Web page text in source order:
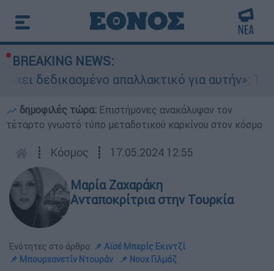
BREAKING NEWS:
απαλλακτικό για αυτήν»: Τι
δημοφιλές τώρα: Επιστήμονες ανακάλυψαν τον
τέταρτο γνωστό τύπο μεταδοτικού καρκίνου στον κόσμο
┋ Κόσμος ┋ 17.05.2024 12:55
Μαρία Ζαχαράκη
Ανταποκρίτρια στην Τουρκία
Ενότητες στο άρθρο: 📌 Αϊσέ Μπερίς Εκιντζί
📌 Μπουρχανετίν Ντουράν
📌 Νουχ Γιλμάζ